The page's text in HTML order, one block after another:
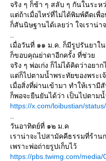
จริง ๆ ก็ช้า ๆ สลับ ๆ กันในระห
แต่ถ้าเมื่อไหร่ที่ไม่ได้พิมพ์ดีดเพื่
ก็สันนิษฐานได้เลยว่า ใจเราน่า
เมื่อวันที่ ๑๑ ม.ค. ก็มีรูปรันยาใ
ก็ขอบคุณย่าดาอีกครั้ง ที่ช่วย
จริง ๆ พ่อเก่ง ก็ไม่ได้คิดว่าอยา
แต่ก็ไปตามน้ำพระทัยของพระเ
เมื่อสิ่งที่ผ่านเข้ามา ทำให้เรา
ก็พอจะยืนยันได้ว่า เป็นไปตาม
https://x.com/loibustian/
วันอาทิตย์ที่ ๑๒ ม.ค
เราน่าจะไปสามัคคีธรรมที่ร้า
เพราะพ่อถ่ายรูปเก็บไว้
https://pbs.twimg.com/media/